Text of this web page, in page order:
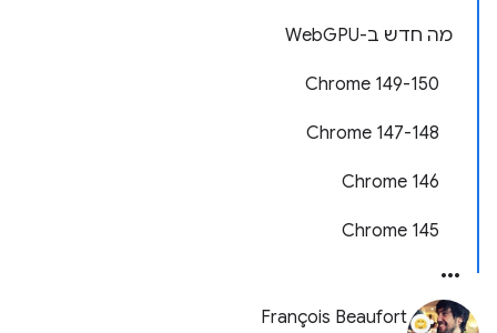
מה חדש ב-WebGPU
‫Chrome 149-150
‫Chrome 147-148
Chrome 146
Chrome 145
François Beaufort